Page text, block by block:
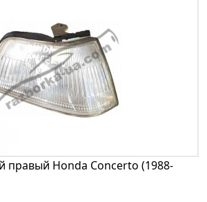
правый Honda Concerto (1988-